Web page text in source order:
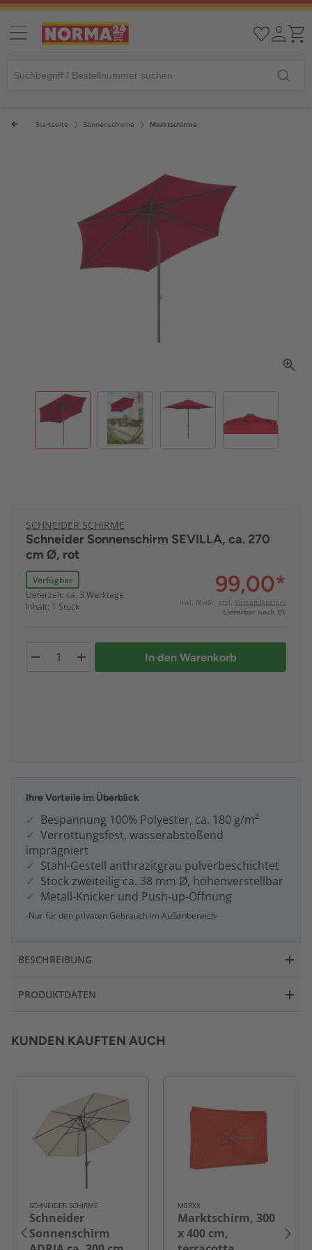
Startseite Sonnenschirme Marktschirme
SCHNEIDER SCHIRME
Schneider Sonnenschirm SEVILLA, ca. 270
cm Ø, rot
Verfügbar
Lieferzeit: ca. 3 Werktage
Inhalt: 1 Stück
99,00*
inkl. MwSt. zzgl. Versandkosten:
Lieferbar nach DE
In den Warenkorb
Ihre Vorteile im Überblick
Bespannung 100% Polyester, ca. 180 g/m²
Verrottungsfest, wasserabstoßend
imprägniert
Stahl-Gestell anthrazitgrau pulverbeschichtet
Stock zweiteilig ca. 38 mm Ø, höhenverstellbar
Metall-Knicker und Push-up-Öffnung
-Nur für den privaten Gebrauch im Außenbereich-
BESCHREIBUNG
PRODUKTDATEN
KUNDEN KAUFTEN AUCH
SCHNEIDER SCHIRME
Schneider
Sonnenschirm
MERXX
Marktschirm, 300
x 400 cm,